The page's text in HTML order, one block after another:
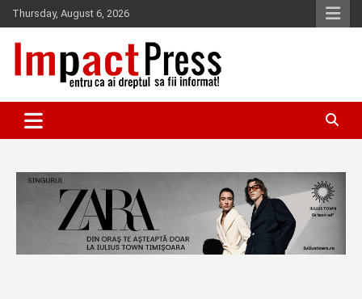
Skip
to
content
Thursday, August 6, 2026
IMPACTPRESS